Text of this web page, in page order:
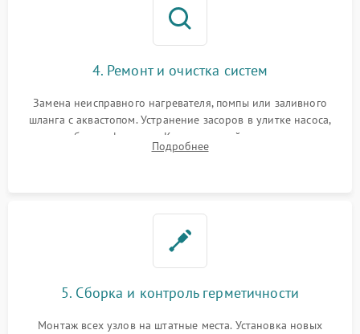
4. Ремонт и очистка систем
Замена неисправного нагревателя, помпы или заливного
шланга с аквастопом. Устранение засоров в улитке насоса,
патрубках и фильтрах. Компонентный ремонт платы
управления, восстановление поврежденной проводки.
Подробнее
5. Сборка и контроль герметичности
Монтаж всех узлов на штатные места. Установка новых